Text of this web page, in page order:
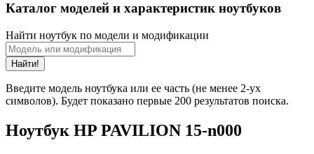
Каталог моделей и характеристик ноутбуков
Найти ноутбук по модели и модификации
Найти!
Введите модель ноутбука или ее часть (не менее 2-ух
символов). Будет показано первые 200 результатов поиска.
Ноутбук HP PAVILION 15-n000